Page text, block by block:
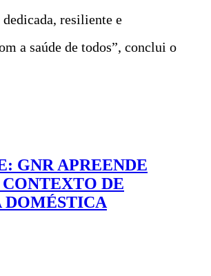
resiliente e
a saúde de todos”, conclui o
GNR APREENDE
DE